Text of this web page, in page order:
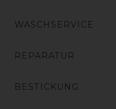
WASCHSERVICE
REPARATUR
BESTICKUNG